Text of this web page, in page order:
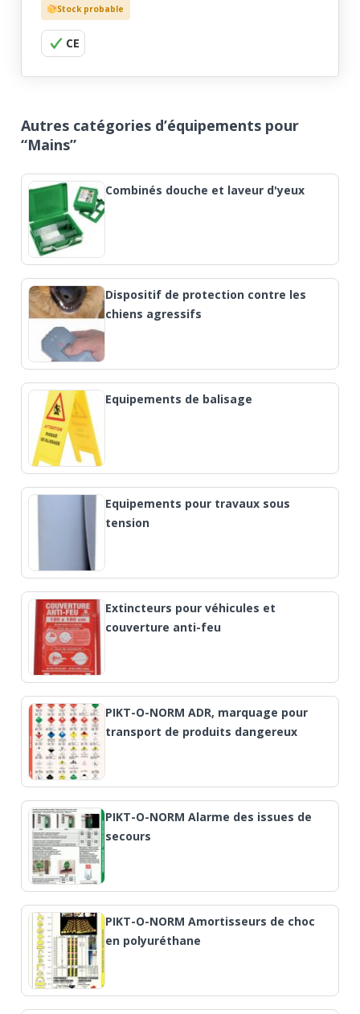
Stock probable
CE
Autres catégories d’équipements pour
“Mains”
Combinés douche et laveur d'yeux
Dispositif de protection contre les
chiens agressifs
Equipements de balisage
Equipements pour travaux sous
tension
Extincteurs pour véhicules et
couverture anti-feu
PIKT-O-NORM ADR, marquage pour
transport de produits dangereux
PIKT-O-NORM Alarme des issues de
secours
PIKT-O-NORM Amortisseurs de choc
en polyuréthane